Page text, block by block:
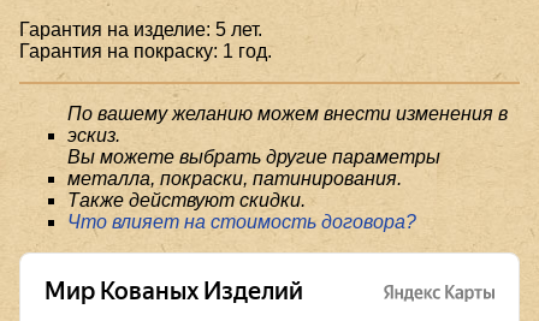
Гарантия на изделие: 5 лет.
Гарантия на покраску: 1 год.
По вашему желанию можем внести изменения в
эскиз.
Вы можете выбрать другие параметры
металла, покраски, патинирования.
Также действуют скидки.
Что влияет на стоимость договора?